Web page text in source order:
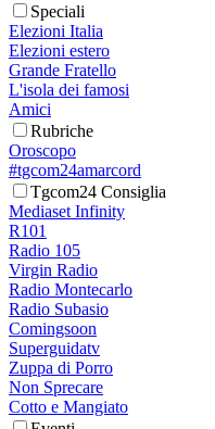
Speciali
Elezioni Italia
Elezioni estero
Grande Fratello
L'isola dei famosi
Amici
Rubriche
Oroscopo
#tgcom24amarcord
Tgcom24 Consiglia
Mediaset Infinity
R101
Radio 105
Virgin Radio
Radio Montecarlo
Radio Subasio
Comingsoon
Superguidatv
Zuppa di Porro
Non Sprecare
Cotto e Mangiato